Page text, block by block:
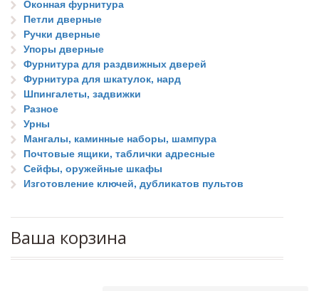
Оконная фурнитура
Петли дверные
Ручки дверные
Упоры дверные
Фурнитура для раздвижных дверей
Фурнитура для шкатулок, нард
Шпингалеты, задвижки
Разное
Урны
Мангалы, каминные наборы, шампура
Почтовые ящики, таблички адресные
Сейфы, оружейные шкафы
Изготовление ключей, дубликатов пультов
Ваша корзина